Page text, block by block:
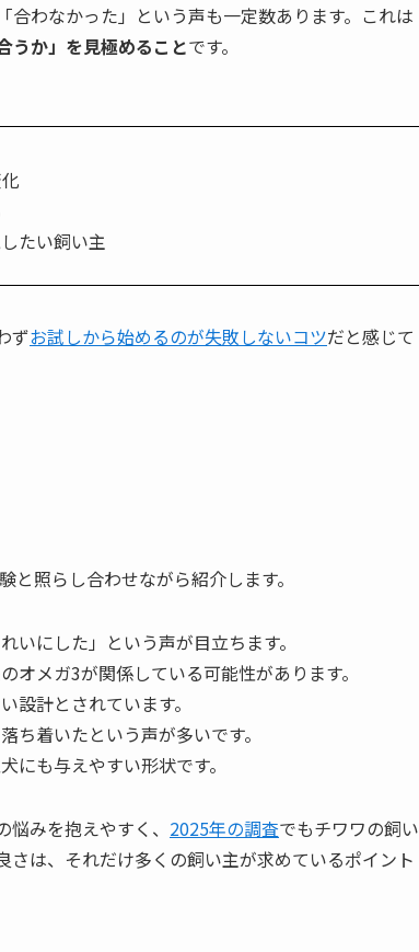
合わなかった」という声も一定数あります。これは
うか」を見極めることです。
たい飼い主
ずお試しから始めるのが失敗しないコツだと感じて
照らし合わせながら紹介します。
にした」という声が目立ちます。
メガ3が関係している可能性があります。
計とされています。
着いたという声が多いです。
も与えやすい形状です。
みを抱えやすく、 2025年の調査でもチワワの飼い
は、それだけ多くの飼い主が求めているポイント